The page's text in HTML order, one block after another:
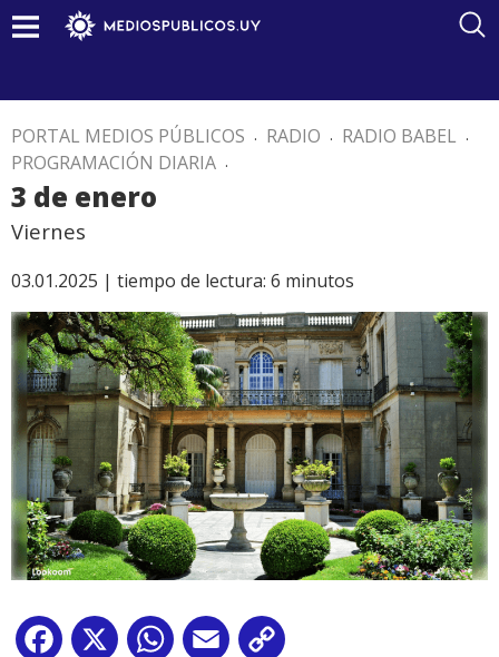
PORTAL MEDIOS PÚBLICOS . RADIO . RADIO BABEL .
PROGRAMACIÓN DIARIA .
3 de enero
Viernes
03.01.2025 | tiempo de lectura: 6 minutos
Facebook
X WhatsApp
Email